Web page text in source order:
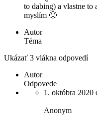
to dabing) a vlastne to
myslím 🙂
Autor
Téma
Ukázať 3 vlákna odpovedí
Autor
Odpovede
1. októbra 2020
Anonym